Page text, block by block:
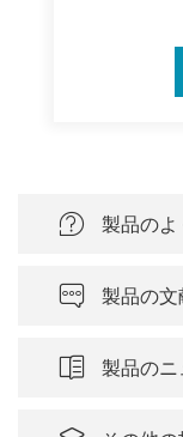
製品の
製品の文
製品のニ